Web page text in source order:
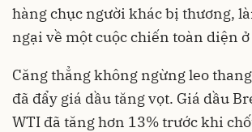
hàng chục người khác bị thương,
ngại về một cuộc chiến toàn diện
Căng thẳng không ngừng leo
đã đẩy giá dầu tăng vọt. Giá dầu
WTI đã tăng hơn 13% trước khi